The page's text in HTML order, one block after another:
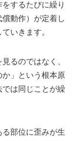
するたびに繰り
動作）が定着し
いきます。
るのではなく、
か」という根本原
では同じことが繰
部位に歪みが生